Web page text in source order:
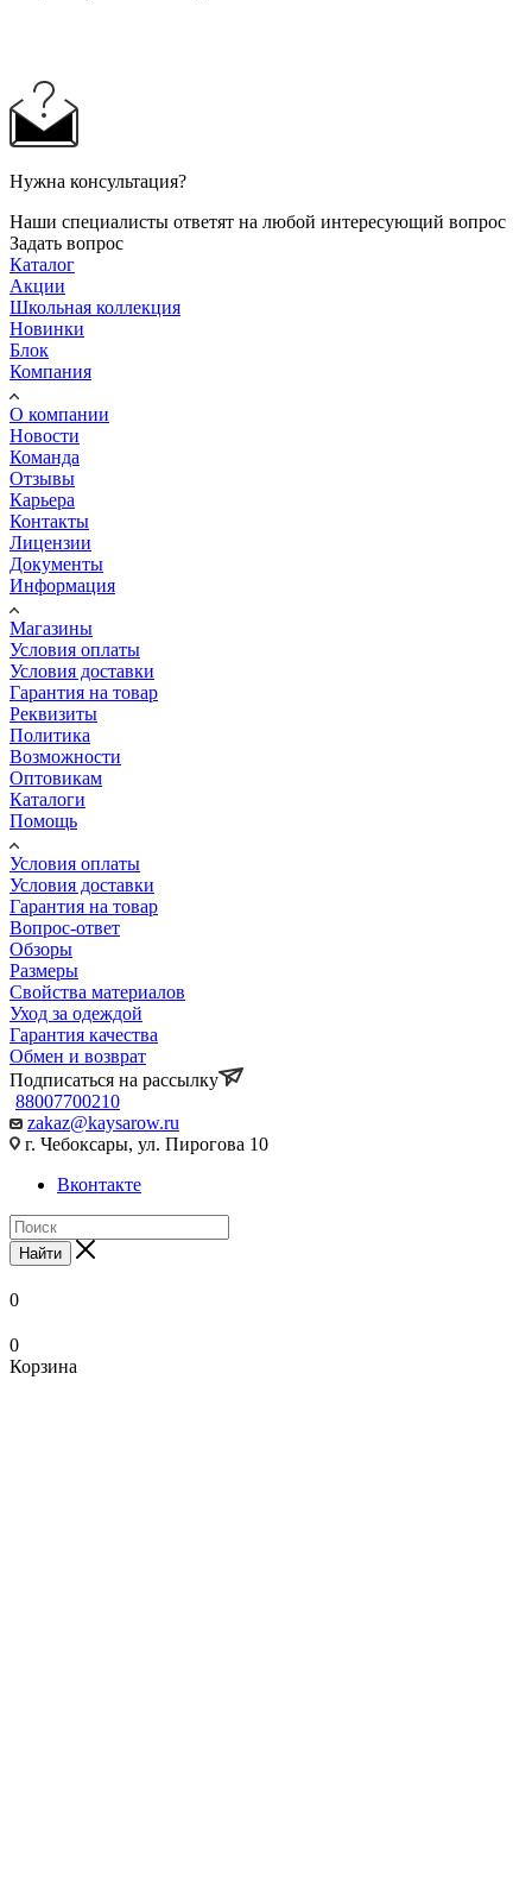
Нужна консультация?
Наши специалисты ответят на любой интересующий вопрос
Задать вопрос
Каталог
Акции
Школьная коллекция
Новинки
Блок
Компания
О компании
Новости
Команда
Отзывы
Карьера
Контакты
Лицензии
Документы
Информация
Магазины
Условия оплаты
Условия доставки
Гарантия на товар
Реквизиты
Политика
Возможности
Оптовикам
Каталоги
Помощь
Условия оплаты
Условия доставки
Гарантия на товар
Вопрос-ответ
Обзоры
Размеры
Свойства материалов
Уход за одеждой
Гарантия качества
Обмен и возврат
Подписаться на рассылку
88007700210
zakaz@kaysarow.ru
г. Чебоксары, ул. Пирогова 10
Вконтакте
Найти
0
0
Корзина